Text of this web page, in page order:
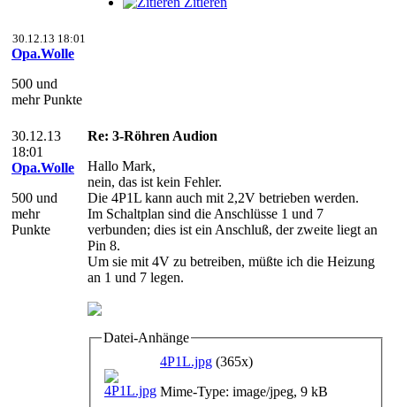
30.12.13 18:01
Opa.Wolle
500 und
mehr Punkte
30.12.13
18:01
Opa.Wolle
500 und
mehr
Punkte
Re: 3-Röhren Audion
Hallo Mark,
nein, das ist kein Fehler.
Die 4P1L kann auch mit 2,2V betrieben werden.
Im Schaltplan sind die Anschlüsse 1 und 7
verbunden; dies ist ein Anschluß, der zweite liegt an
Pin 8.
Um sie mit 4V zu betreiben, müßte ich die Heizung
an 1 und 7 legen.
Datei-Anhänge
4P1L.jpg (365x)
Mime-Type: image/jpeg, 9 kB